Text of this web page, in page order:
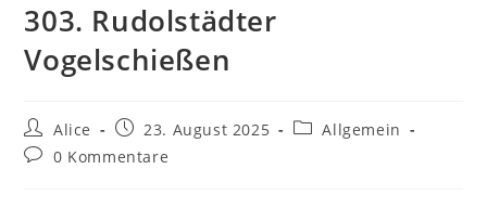
303. Rudolstädter
Vogelschießen
Beitrags-
Autor:
Alice
Beitrag
veröffentlicht:
23. August 2025
Beitrags-
Allgemein
Beitrags-
0 Kommentare